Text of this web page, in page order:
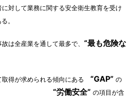
対して業務に関する安全衛生教育を受け
。
は全産業を通して最多で、 “最も危険な
得が求められる傾向にある “GAP” の
も、 “労働安全” の項目が含